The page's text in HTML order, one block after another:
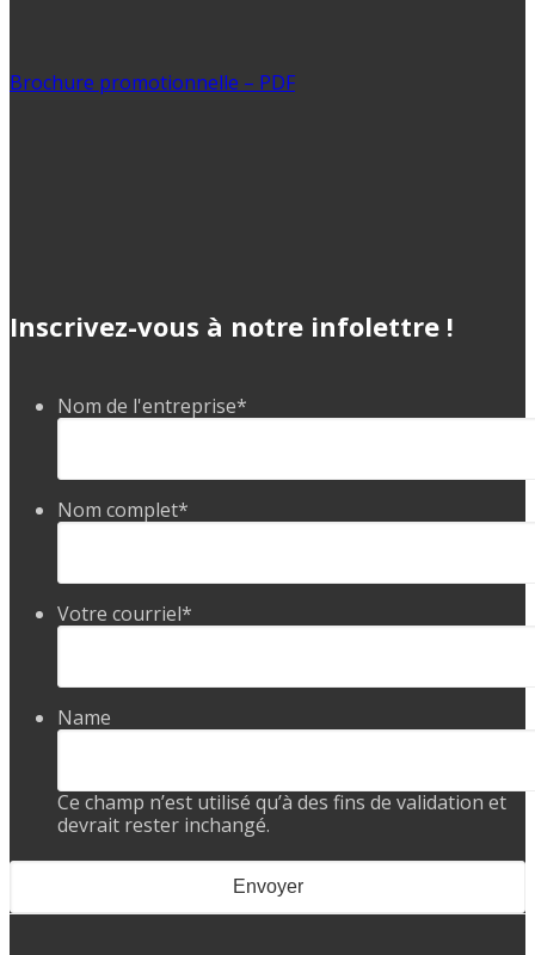
Brochure promotionnelle – PDF
Inscrivez-vous à notre infolettre !
Nom de l'entreprise*
Nom complet*
Votre courriel*
Name
Ce champ n’est utilisé qu’à des fins de validation et
devrait rester inchangé.